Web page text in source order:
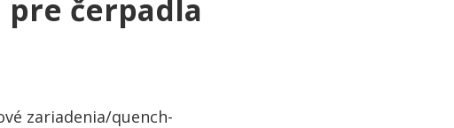
pre čerpadla
zariadenia/quench-